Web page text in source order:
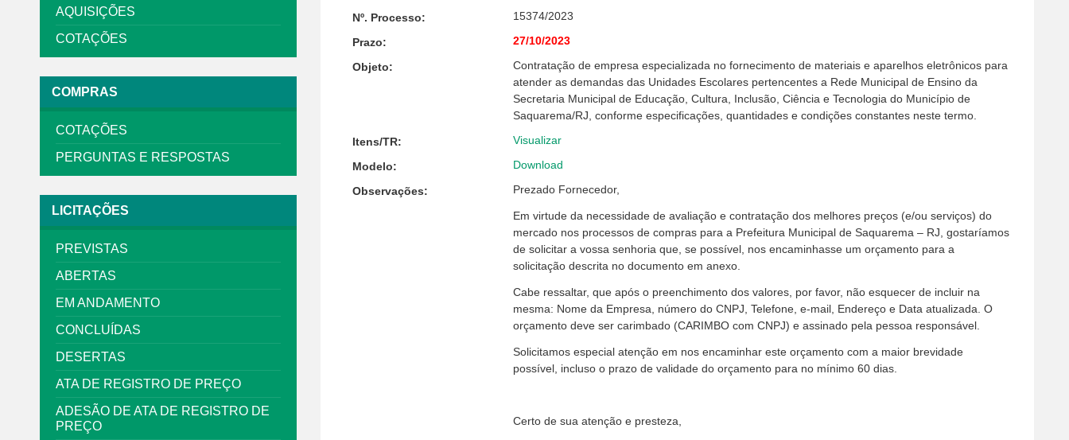
AQUISIÇÕES
COTAÇÕES
COMPRAS
COTAÇÕES
PERGUNTAS E RESPOSTAS
LICITAÇÕES
PREVISTAS
ABERTAS
EM ANDAMENTO
CONCLUÍDAS
DESERTAS
ATA DE REGISTRO DE PREÇO
ADESÃO DE ATA DE REGISTRO DE
PREÇO
Nº. Processo: 15374/2023
Prazo: 27/10/2023
Objeto:
Contratação de empresa especializada no fornecimento de materiais e aparelhos eletrônicos para
atender as demandas das Unidades Escolares pertencentes a Rede Municipal de Ensino da
Secretaria Municipal de Educação, Cultura, Inclusão, Ciência e Tecnologia do Município de
Saquarema/RJ, conforme especificações, quantidades e condições constantes neste termo.
Itens/TR: Visualizar
Modelo: Download
Observações: Prezado Fornecedor,
Em virtude da necessidade de avaliação e contratação dos melhores preços (e/ou serviços) do
mercado nos processos de compras para a Prefeitura Municipal de Saquarema – RJ, gostaríamos
de solicitar a vossa senhoria que, se possível, nos encaminhasse um orçamento para a
solicitação descrita no documento em anexo.
Cabe ressaltar, que após o preenchimento dos valores, por favor, não esquecer de incluir na
mesma: Nome da Empresa, número do CNPJ, Telefone, e-mail, Endereço e Data atualizada. O
orçamento deve ser carimbado (CARIMBO com CNPJ) e assinado pela pessoa responsável.
Solicitamos especial atenção em nos encaminhar este orçamento com a maior brevidade
possível, incluso o prazo de validade do orçamento para no mínimo 60 dias.
Certo de sua atenção e presteza,